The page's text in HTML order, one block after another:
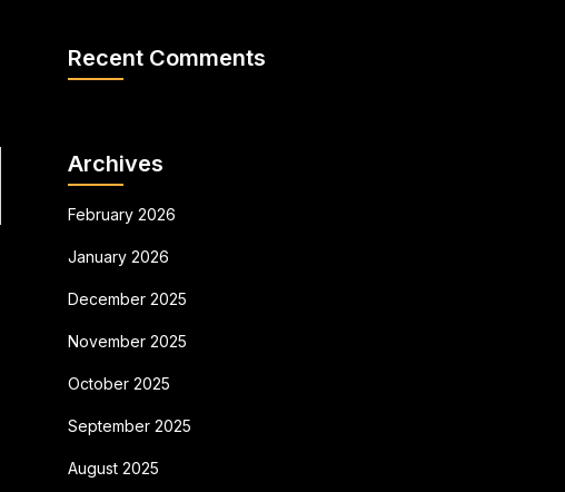
Recent Comments
Archives
February 2026
January 2026
December 2025
November 2025
October 2025
September 2025
August 2025